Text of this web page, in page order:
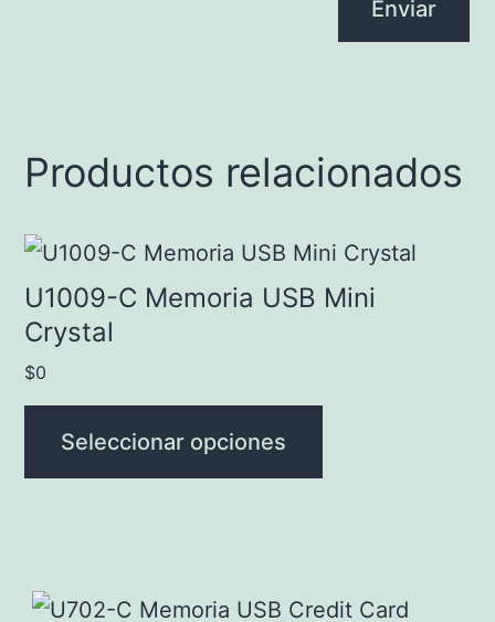
Productos relacionados
U1009-C Memoria USB Mini
Crystal
$0
Seleccionar opciones
Este
producto
tiene
múltiples
variantes.
opciones
elegir
Este